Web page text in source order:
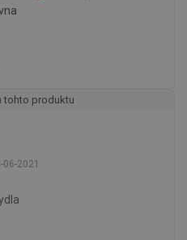
tohto produktu
06-2021